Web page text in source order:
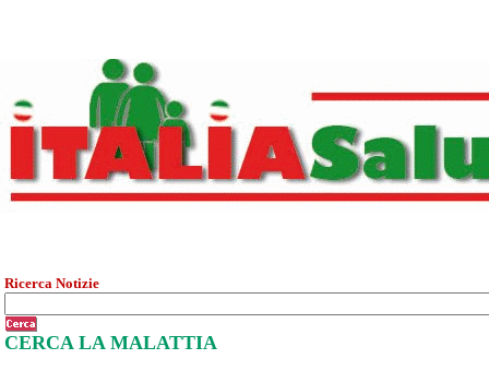
Ricerca Notizie
CERCA LA MALATTIA